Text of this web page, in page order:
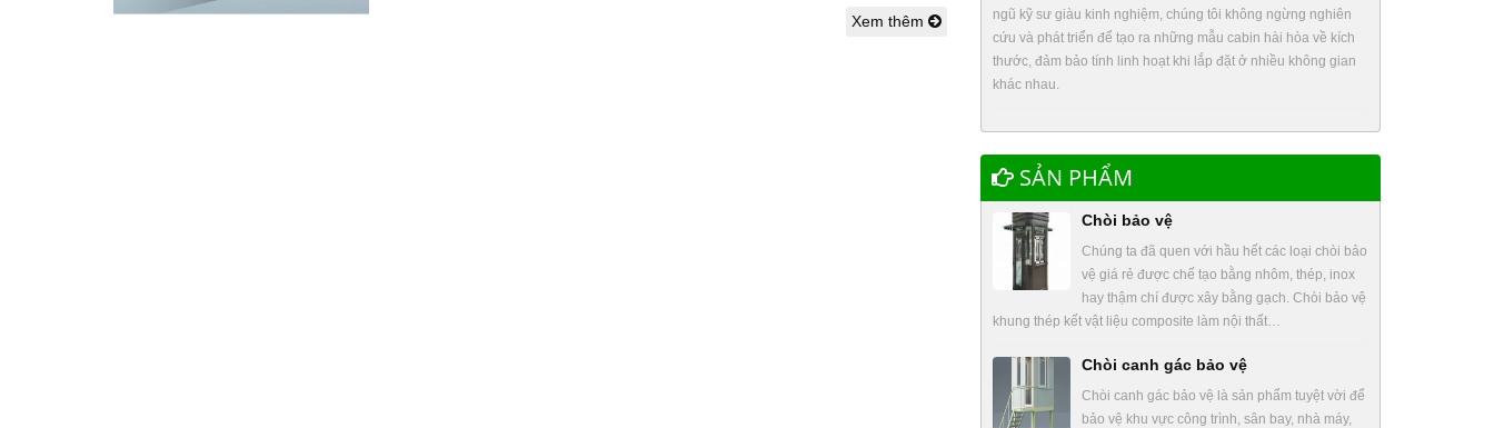
Xem thêm
ngũ kỹ sư giàu kinh nghiệm, chúng tôi không ngừng nghiên
cứu và phát triển để tạo ra những mẫu cabin hài hòa về kích
thước, đảm bảo tính linh hoạt khi lắp đặt ở nhiều không gian
khác nhau.
SẢN PHẨM
Chòi bảo vệ
Chúng ta đã quen với hầu hết các loại chòi bảo
vệ giá rẻ được chế tạo bằng nhôm, thép, inox
hay thậm chí được xây bằng gạch. Chòi bảo vệ
khung thép kết vật liệu composite làm nội thất…
Chòi canh gác bảo vệ
Chòi canh gác bảo vệ là sản phẩm tuyệt vời để
bảo vệ khu vực công trình, sân bay, nhà máy,